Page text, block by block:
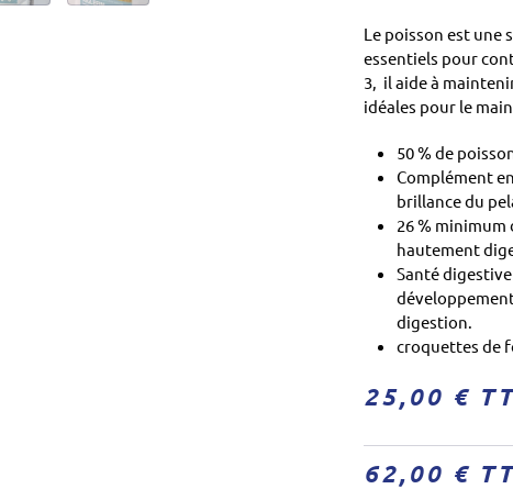
Le poisson est une
essentiels pour
3, il aide à
idéales pour le
50 % de
Complément
brillance du
26 % minimum
hautement
Santé
digestion.
croquettes de
25,00 €
62,00 €